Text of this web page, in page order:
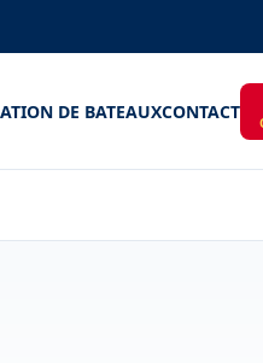
DE BATEAUXCONTACT